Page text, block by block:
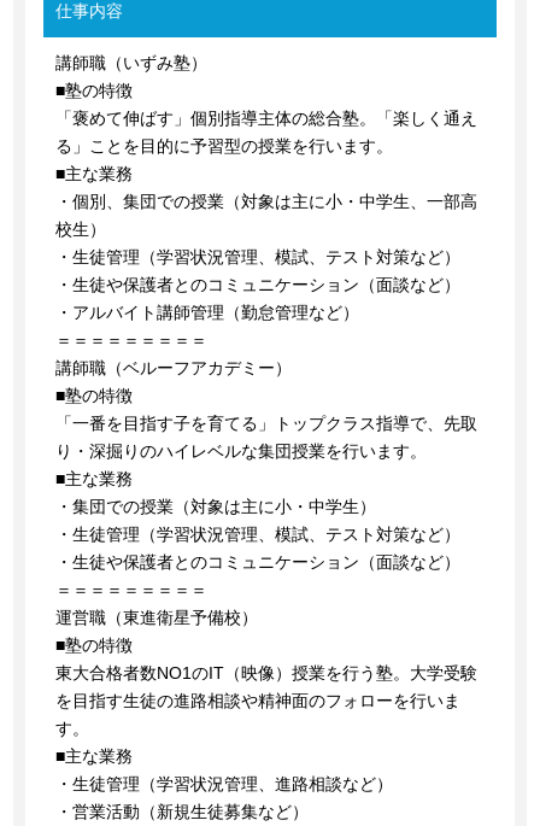
仕事内容
講師職（いずみ塾）
■塾の特徴
「褒めて伸ばす」個別指導主体の総合塾。「楽しく通え
る」ことを目的に予習型の授業を行います。
■主な業務
・個別、集団での授業（対象は主に小・中学生、一部高
校生）
・生徒管理（学習状況管理、模試、テスト対策など）
・生徒や保護者とのコミュニケーション（面談など）
・アルバイト講師管理（勤怠管理など）
＝＝＝＝＝＝＝＝＝
講師職（ベルーフアカデミー）
■塾の特徴
「一番を目指す子を育てる」トップクラス指導で、先取
り・深掘りのハイレベルな集団授業を行います。
■主な業務
・集団での授業（対象は主に小・中学生）
・生徒管理（学習状況管理、模試、テスト対策など）
・生徒や保護者とのコミュニケーション（面談など）
＝＝＝＝＝＝＝＝＝
運営職（東進衛星予備校）
■塾の特徴
東大合格者数NO1のIT（映像）授業を行う塾。大学受験
を目指す生徒の進路相談や精神面のフォローを行いま
す。
■主な業務
・生徒管理（学習状況管理、進路相談など）
・営業活動（新規生徒募集など）